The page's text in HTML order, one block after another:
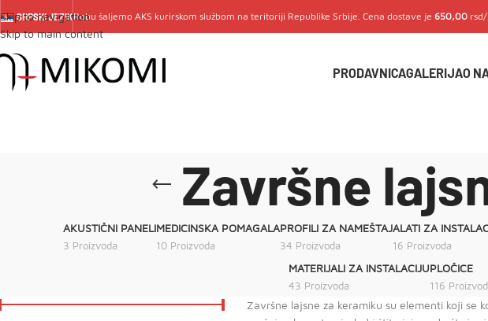
Skip to navigation
Skip to main content
SRPSKI JEZIKRobu šaljemo AKS kurirskom službom na teritoriji Republike Srbije. Cena dostave je 650,00rsd/
PRODAVNICAGALERIJAO
Završne
AKUSTIČNI PANELI
3 Proizvoda
MEDICINSKA POMAGALA
10 Proizvoda
PROFILI ZA NAMEŠTAJ
34 Proizvoda
ALATI ZA
16 Proizvoda
MATERIJALI ZA INSTALACIJU
43 Proizvoda
PLOČICE
116
Završne lajsne za keramiku su elementi koji se